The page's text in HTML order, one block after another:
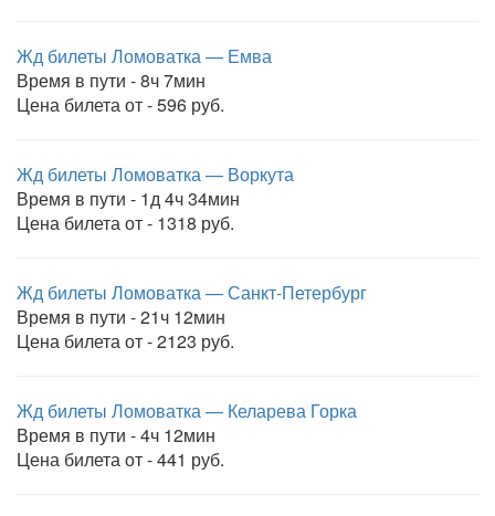
Жд билеты Ломоватка — Емва
Время в пути - 8ч 7мин
Цена билета от - 596 руб.
Жд билеты Ломоватка — Воркута
Время в пути - 1д 4ч 34мин
Цена билета от - 1318 руб.
Жд билеты Ломоватка — Санкт-Петербург
Время в пути - 21ч 12мин
Цена билета от - 2123 руб.
Жд билеты Ломоватка — Келарева Горка
Время в пути - 4ч 12мин
Цена билета от - 441 руб.